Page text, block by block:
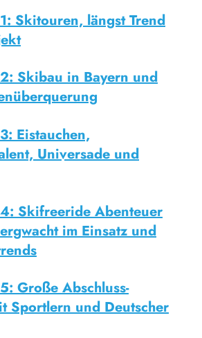
Skitouren, längst Trend
Skibau in Bayern und
Eistauchen,
Universade und
Skifreeride Abenteuer
im Einsatz und
Große Abschluss-
Sportlern und Deutscher